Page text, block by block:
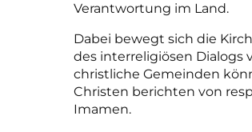
Verantwortung im Land.
Dabei bewegt sich die
des interreligiösen Dialogs
christliche Gemeinden
Christen berichten von
Imamen.